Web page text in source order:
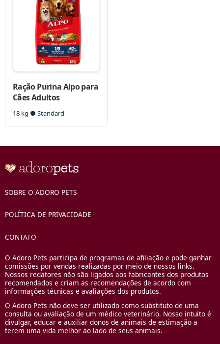
Ração Purina Alpo para
Cães Adultos
18 kg ● Standard
SOBRE O ADORO PETS
POLÍTICA DE PRIVACIDADE
CONTATO
O Adoro Pets participa de programas de afiliação e pode ganhar
comissões por vendas realizadas por meio de nossos links.
Nossos redatores não são ligados aos fabricantes dos produtos
recomendados e criam as recomendações de acordo com
informações técnicas e avaliações dos produtos.
O Adoro Pets não deve ser utilizado como substituto de uma
consulta ou avaliação de um médico veterinário. Nosso intuito é
divulgar, educar e auxiliar donos de animais de estimação a
terem uma vida melhor ao lado de seus animais.